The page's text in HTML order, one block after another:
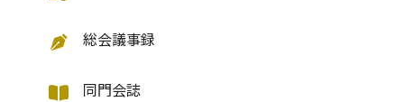
総会議事録
同門会誌